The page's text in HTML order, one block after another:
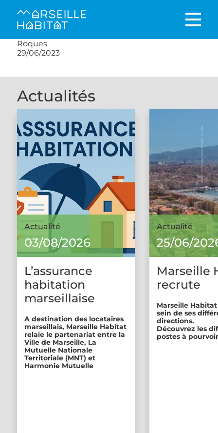
Roques
29/06/2023
Actualités
Actualité
03/08/2026
L’assurance
habitation
marseillaise
A destination des locataires
marseillais, Marseille Habitat
relaie le partenariat entre la
Ville de Marseille, La
Mutuelle Nationale
Territoriale (MNT) et
Harmonie Mutuelle
Actualité
25/06/
Marseille
recrute
Marseille
sein de ses
directions.
Découvrez les
postes à